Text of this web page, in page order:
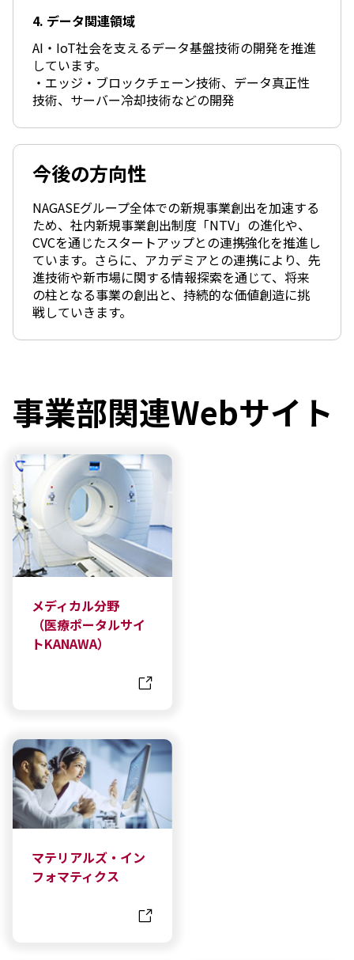
4. データ関連領域
AI・IoT社会を支えるデータ基盤技術の開発を推進
しています。
・エッジ・ブロックチェーン技術、データ真正性
技術、サーバー冷却技術などの開発
今後の方向性
NAGASEグループ全体での新規事業創出を加速する
ため、社内新規事業創出制度「NTV」の進化や、
CVCを通じたスタートアップとの連携強化を推進し
ています。さらに、アカデミアとの連携により、先
進技術や新市場に関する情報探索を通じて、将来
の柱となる事業の創出と、持続的な価値創造に挑
戦していきます。
事業部関連Webサイト
メディカル分野
（医療ポータルサイ
トKANAWA）
マテリアルズ・イン
フォマティクス